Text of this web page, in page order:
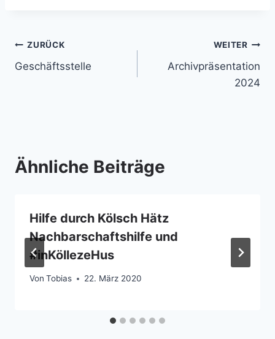
Beitragsnavigation
ZURÜCK
Geschäftsstelle
WEITER
Archivpräsentation
2024
Ähnliche Beiträge
Hilfe durch Kölsch Hätz
Nachbarschaftshilfe und
#inKöllezeHus
Von Tobias 22. März 2020